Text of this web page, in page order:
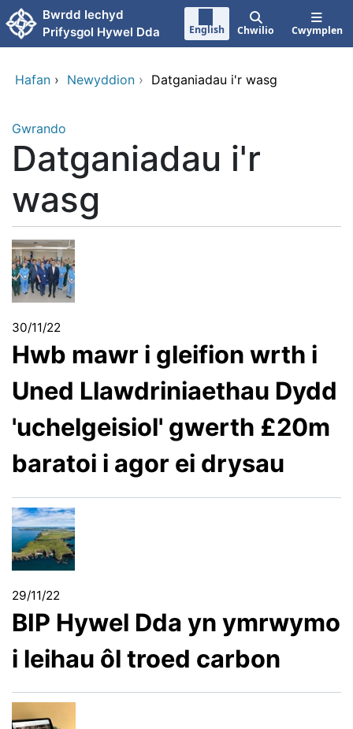
Neidio i'r prif gynnwy
Bwrdd Iechyd
Prifysgol Hywel Dda
English Chwilio Cwymplen
Hafan › Newyddion › Datganiadau i'r wasg
Gwrando
Datganiadau i'r
wasg
30/11/22
Hwb mawr i gleifion wrth i
Uned Llawdriniaethau Dydd
'uchelgeisiol' gwerth £20m
baratoi i agor ei drysau
29/11/22
BIP Hywel Dda yn ymrwymo
i leihau ôl troed carbon